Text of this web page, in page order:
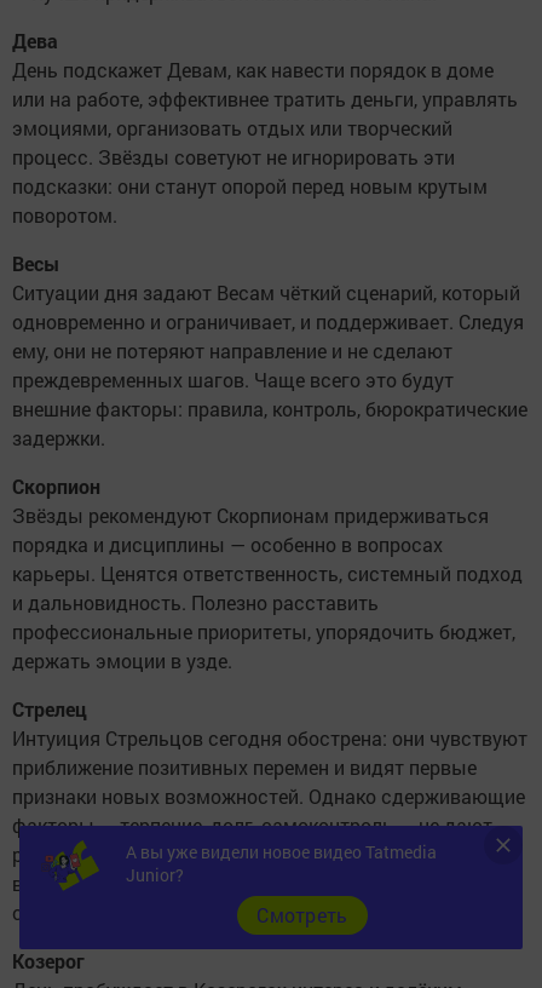
Дева
День подскажет Девам, как навести порядок в доме
или на работе, эффективнее тратить деньги, управлять
эмоциями, организовать отдых или творческий
процесс. Звёзды советуют не игнорировать эти
подсказки: они станут опорой перед новым крутым
поворотом.
Весы
Ситуации дня задают Весам чёткий сценарий, который
одновременно и ограничивает, и поддерживает. Следуя
ему, они не потеряют направление и не сделают
преждевременных шагов. Чаще всего это будут
внешние факторы: правила, контроль, бюрократические
задержки.
Скорпион
Звёзды рекомендуют Скорпионам придерживаться
порядка и дисциплины — особенно в вопросах
карьеры. Ценятся ответственность, системный подход
и дальновидность. Полезно расставить
профессиональные приоритеты, упорядочить бюджет,
держать эмоции в узде.
Стрелец
Интуиция Стрельцов сегодня обострена: они чувствуют
приближение позитивных перемен и видят первые
признаки новых возможностей. Однако сдерживающие
факторы — терпение, долг, самоконтроль — не дают
развернуться в полную силу. Звёзды напоминают:
всему своё время, и советуют довериться ходу
событий.
Козерог
А вы уже видели новое видео Tatmedia
Junior?
Cмотреть